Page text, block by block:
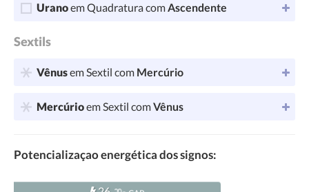
Uranoem Quadratura comAscendente
Sextils
Vênusem Sextil com Mercúrio
Mercúrioem Sextil comVênus
Potencializaçao energética dos signos: